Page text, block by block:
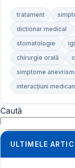
tratament
dictionar medical
stomatologie
chirurgie orală
simptome anevrism
interacțiuni
Caută
ULTIMELE